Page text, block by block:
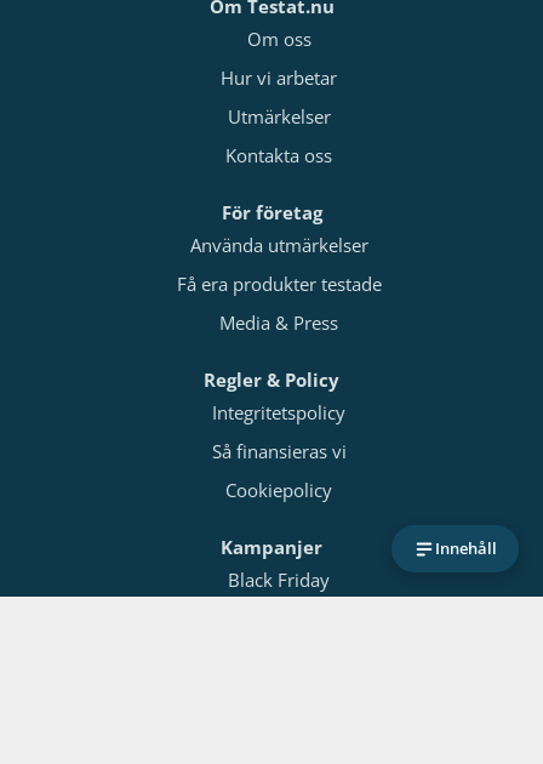
Innehåll
Om Testat.nu
Om oss
Hur vi arbetar
Utmärkelser
Kontakta oss
För företag
Använda utmärkelser
Få era produkter testade
Media & Press
Regler & Policy
Integritetspolicy
Så finansieras vi
Cookiepolicy
Kampanjer
Black Friday